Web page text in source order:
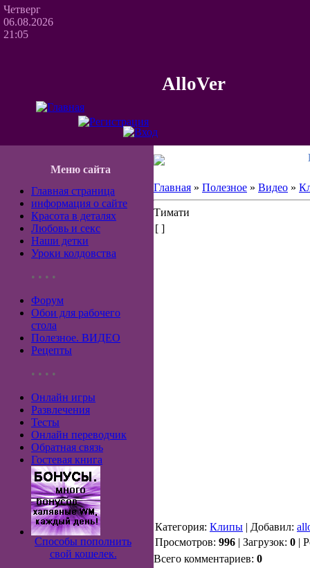
Четверг
06.08.2026
21:05
AlloVer
Меню сайта
Главная страница
информация о сайте
Красота в деталях
Любовь и секс
Наши детки
Уроки колдовства
• • • •
Форум
Обои для рабочего
стола
Полезное. ВИДЕО
Рецепты
• • • •
Онлайн игры
Развлечения
Тесты
Онлайн переводчик
Обратная связь
Гостевая книга
Способы пополнить
свой кошелек.
Главная » Полезное » Видео »
Тимати
[ ]
Категория: Клипы | Добавил:
Просмотров: 996 | Загрузок: 0 |
Всего комментариев: 0